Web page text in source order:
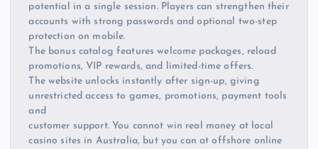
potential in a single session. Players can strengthen their
accounts with strong passwords and optional two-step
protection on mobile.
The bonus catalog features welcome packages, reload
promotions, VIP rewards, and limited-time offers.
The website unlocks instantly after sign-up, giving
unrestricted access to games, promotions, payment tools
and
customer support. You cannot win real money at local
casino sites in Australia, but you can at offshore online